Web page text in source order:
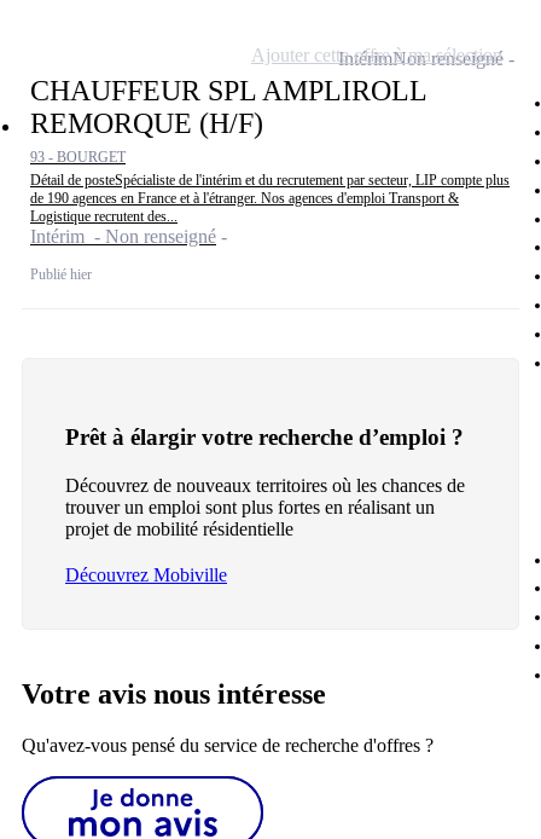
CHAUFFEUR SPL AMPLIROLL
REMORQUE (H/F)
93 - BOURGET
Détail de posteSpécialiste de l'intérim et du recrutement par secteur, LIP compte plus
de 190 agences en France et à l'étranger. Nos agences d'emploi Transport &
Logistique recrutent des...
Intérim - Non renseigné
Publié hier
IntérimNon renseigné
Ajouter cette offre à ma sélection
Prêt à élargir votre recherche d’emploi ?
Découvrez de nouveaux territoires où les chances de
trouver un emploi sont plus fortes en réalisant un
projet de mobilité résidentielle
Découvrez Mobiville
Votre avis nous intéresse
Qu'avez-vous pensé du service de recherche d'offres ?